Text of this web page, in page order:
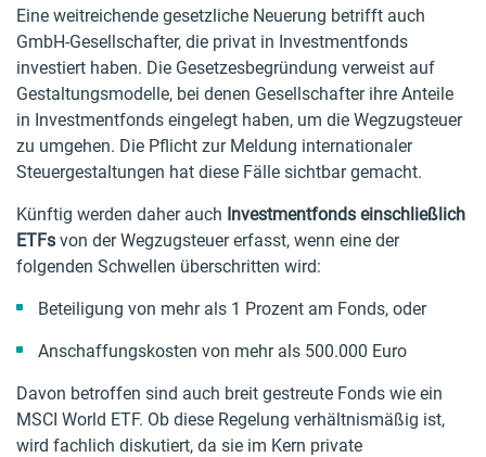
Eine weitreichende gesetzliche Neuerung betrifft auch
GmbH-Gesellschafter, die privat in Investmentfonds
investiert haben. Die Gesetzesbegründung verweist auf
Gestaltungsmodelle, bei denen Gesellschafter ihre Anteile
in Investmentfonds eingelegt haben, um die Wegzugsteuer
zu umgehen. Die Pflicht zur Meldung internationaler
Steuergestaltungen hat diese Fälle sichtbar gemacht.
Künftig werden daher auch Investmentfonds einschließlich
ETFs von der Wegzugsteuer erfasst, wenn eine der
folgenden Schwellen überschritten wird:
Beteiligung von mehr als 1 Prozent am Fonds, oder
Anschaffungskosten von mehr als 500.000 Euro
Davon betroffen sind auch breit gestreute Fonds wie ein
MSCI World ETF. Ob diese Regelung verhältnismäßig ist,
wird fachlich diskutiert, da sie im Kern private